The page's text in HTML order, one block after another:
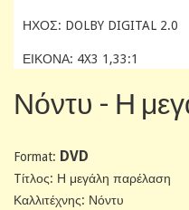
ΗΧΟΣ: DOLBY DIGITAL 2.0
ΕΙΚΟΝΑ: 4X3 1,33:1
Νόντυ - Η
Format: DVD
Tίτλος: Η μεγάλη παρέλαση
Καλλιτέχνης: Νόντυ